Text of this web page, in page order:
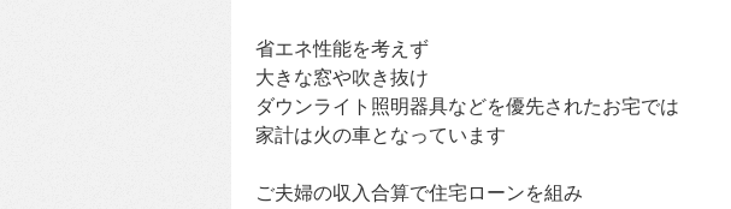
省エネ性能を考えず
大きな窓や吹き抜け
ダウンライト照明器具などを優先されたお宅では
家計は火の車となっています
ご夫婦の収入合算で住宅ローンを組み